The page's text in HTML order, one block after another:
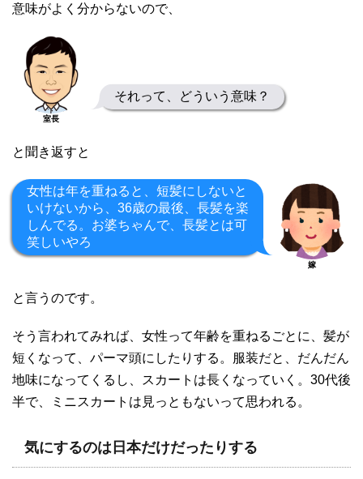
意味がよく分からないので、
室長
それって、どういう意味？
と聞き返すと
女性は年を重ねると、短髪にしないと
いけないから、36歳の最後、長髪を楽
しんでる。お婆ちゃんで、長髪とは可
笑しいやろ
嫁
と言うのです。
そう言われてみれば、女性って年齢を重ねるごとに、髪が
短くなって、パーマ頭にしたりする。服装だと、だんだん
地味になってくるし、スカートは長くなっていく。30代後
半で、ミニスカートは見っともないって思われる。
気にするのは日本だけだったりする